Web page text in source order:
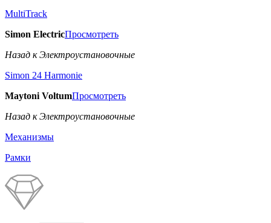
MultiTrack
Simon ElectricПросмотреть
Назад к Электроустановочные
Simon 24 Harmonie
Maytoni VoltumПросмотреть
Назад к Электроустановочные
Механизмы
Рамки